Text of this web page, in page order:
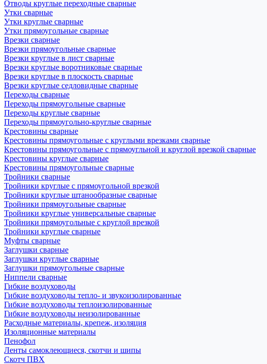
Отводы круглые переходные сварные
Утки сварные
Утки круглые сварные
Утки прямоугольные сварные
Врезки сварные
Врезки прямоугольные сварные
Врезки круглые в лист сварные
Врезки круглые воротниковые сварные
Врезки круглые в плоскость сварные
Врезки круглые седловидные сварные
Переходы сварные
Переходы прямоугольные сварные
Переходы круглые сварные
Переходы прямоугольно-круглые сварные
Крестовины сварные
Крестовины прямоугольные с круглыми врезками сварные
Крестовины прямоугольные с прямоугльной и круглой врезкой сварные
Крестовины круглые сварные
Крестовины прямоугольные сварные
Тройники сварные
Тройники круглые с прямоугольной врезкой
Тройники круглые штанообразные сварные
Тройники прямоугольные сварные
Тройники круглые универсальные сварные
Тройники прямоугольные с круглой врезкой
Тройники круглые сварные
Муфты сварные
Заглушки сварные
Заглушки круглые сварные
Заглушки прямоугольные сварные
Ниппели сварные
Гибкие воздуховоды
Гибкие воздуховоды тепло- и звукоизолированные
Гибкие воздуховоды теплоизолированные
Гибкие воздуховоды неизолированные
Расходные материалы, крепеж, изоляция
Изоляционные материалы
Пенофол
Ленты самоклеющиеся, скотчи и шипы
Скотч ПВХ